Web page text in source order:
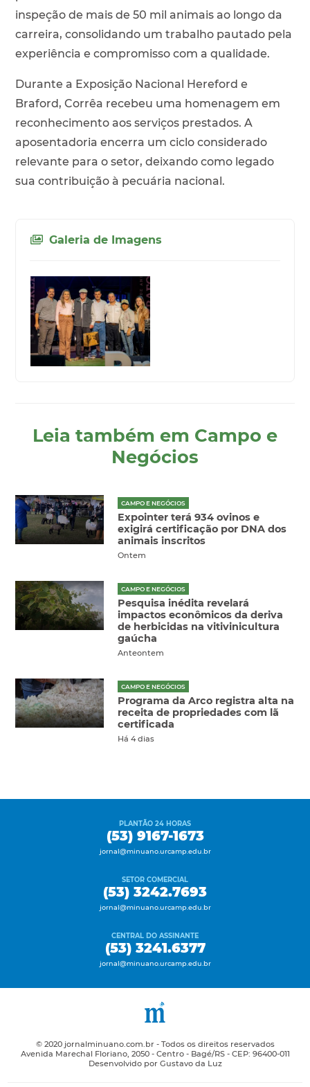
inspeção de mais de 50 mil animais ao longo da
carreira, consolidando um trabalho pautado pela
experiência e compromisso com a qualidade.
Durante a Exposição Nacional Hereford e
Braford, Corrêa recebeu uma homenagem em
reconhecimento aos serviços prestados. A
aposentadoria encerra um ciclo considerado
relevante para o setor, deixando como legado
sua contribuição à pecuária nacional.
Galeria de Imagens
Leia também em Campo e
Negócios
CAMPO E NEGÓCIOS
Expointer terá 934 ovinos e
exigirá certificação por DNA dos
animais inscritos
Ontem
CAMPO E NEGÓCIOS
Pesquisa inédita revelará
impactos econômicos da deriva
de herbicidas na vitivinicultura
gaúcha
Anteontem
CAMPO E NEGÓCIOS
Programa da Arco registra alta na
receita de propriedades com lã
certificada
Há 4 dias
PLANTÃO 24 HORAS
(53) 9167-1673
jornal@minuano.urcamp.edu.br
SETOR COMERCIAL
(53) 3242.7693
jornal@minuano.urcamp.edu.br
CENTRAL DO ASSINANTE
(53) 3241.6377
jornal@minuano.urcamp.edu.br
© 2020 jornalminuano.com.br - Todos os direitos reservados
Avenida Marechal Floriano, 2050 - Centro - Bagé/RS - CEP: 96400-011
Desenvolvido por Gustavo da Luz